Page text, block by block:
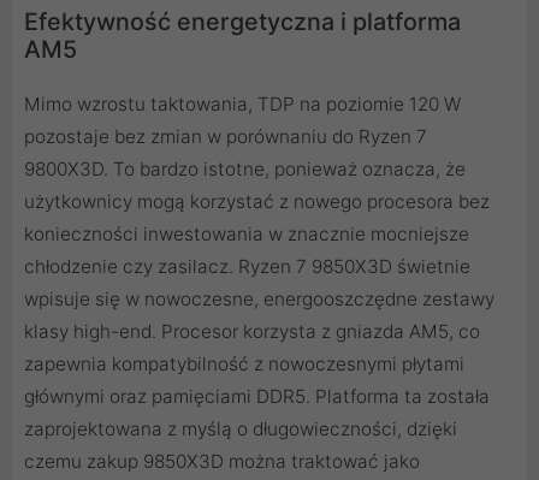
Efektywność energetyczna i platforma
AM5
Mimo wzrostu taktowania, TDP na poziomie 120 W
pozostaje bez zmian w porównaniu do Ryzen 7
9800X3D. To bardzo istotne, ponieważ oznacza, że
użytkownicy mogą korzystać z nowego procesora bez
konieczności inwestowania w znacznie mocniejsze
chłodzenie czy zasilacz. Ryzen 7 9850X3D świetnie
wpisuje się w nowoczesne, energooszczędne zestawy
klasy high-end. Procesor korzysta z gniazda AM5, co
zapewnia kompatybilność z nowoczesnymi płytami
głównymi oraz pamięciami DDR5. Platforma ta została
zaprojektowana z myślą o długowieczności, dzięki
czemu zakup 9850X3D można traktować jako